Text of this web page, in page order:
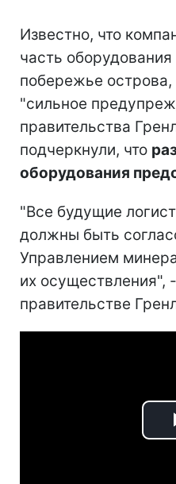
Известно, что
часть
побережье острова,
"сильное
правительства
подчеркнули, что
оборудования
"Все будущие
должны быть
Управлением
их осуществления",
правительстве